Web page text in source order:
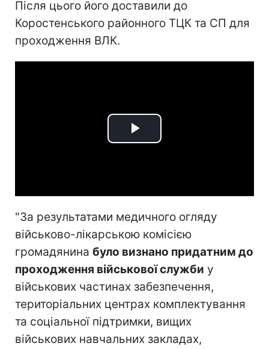
Після цього його доставили до
Коростенського районного ТЦК та СП для
проходження ВЛК.
Play
"За результатами медичного огляду
військово-лікарською комісією
громадянина було визнано придатним до
проходження військової служби у
військових частинах забезпечення,
територіальних центрах комплектування
та соціальної підтримки, вищих
військових навчальних закладах,